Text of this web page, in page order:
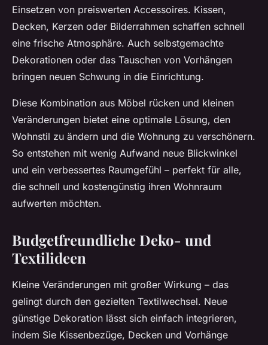
Einsetzen von preiswerten Accessoires. Kissen,
Decken, Kerzen oder Bilderrahmen schaffen schnell
eine frische Atmosphäre. Auch selbstgemachte
Dekorationen oder das Tauschen von Vorhängen
bringen neuen Schwung in die Einrichtung.
Diese Kombination aus Möbel rücken und kleinen
Veränderungen bietet eine optimale Lösung, den
Wohnstil zu ändern und die Wohnung zu verschönern.
So entstehen mit wenig Aufwand neue Blickwinkel
und ein verbessertes Raumgefühl – perfekt für alle,
die schnell und kostengünstig ihren Wohnraum
aufwerten möchten.
Budgetfreundliche Deko- und
Textilideen
Kleine Veränderungen mit großer Wirkung – das
gelingt durch den gezielten Textilwechsel. Neue
günstige Dekoration lässt sich einfach integrieren,
indem Sie Kissenbezüge, Decken und Vorhänge